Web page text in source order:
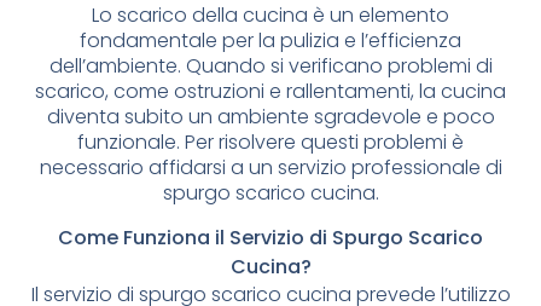
Lo scarico della cucina è un elemento
fondamentale per la pulizia e l’efficienza
dell’ambiente. Quando si verificano problemi di
scarico, come ostruzioni e rallentamenti, la cucina
diventa subito un ambiente sgradevole e poco
funzionale. Per risolvere questi problemi è
necessario affidarsi a un servizio professionale di
spurgo scarico cucina.
Come Funziona il Servizio di Spurgo Scarico
Cucina?
Il servizio di spurgo scarico cucina prevede l’utilizzo